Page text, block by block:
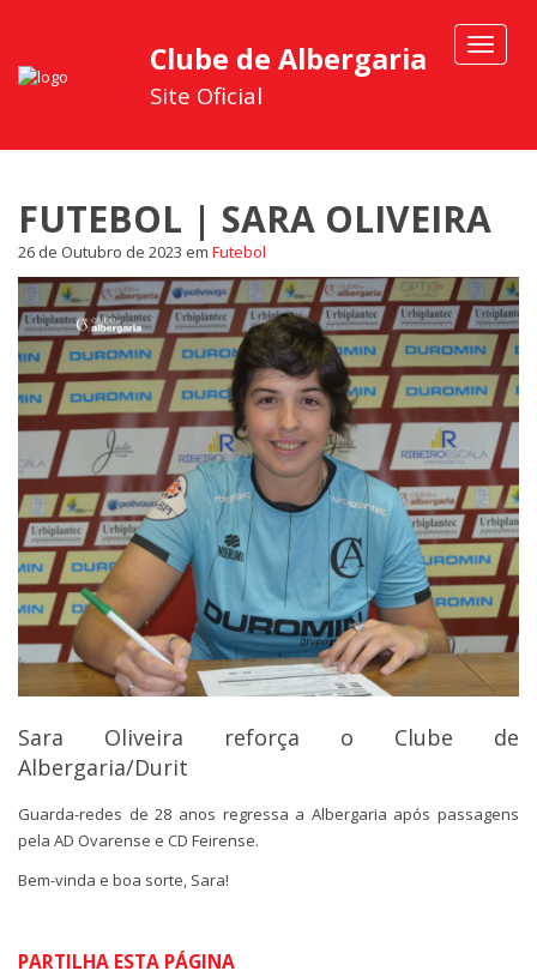
Toggle
Clube de Albergaria
Site Oficial
FUTEBOL | SARA OLIVEIRA
26 de Outubro de 2023 em Futebol
Sara Oliveira reforça o Clube de
Albergaria/Durit
Guarda-redes de 28 anos regressa a Albergaria após passagens
pela AD Ovarense e CD Feirense.
Bem-vinda e boa sorte, Sara!
PARTILHA ESTA PÁGINA